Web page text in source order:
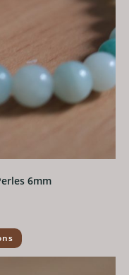
6mm
Ce
produit